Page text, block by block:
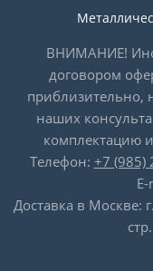
ВНИМАНИЕ!
договором
приблизительно,
наших
комплектацию
Телефон: +7 (985)
Доставка в Москве: